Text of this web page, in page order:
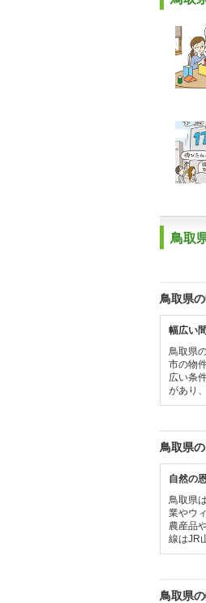
鳥取
鳥取県
幅広い
鳥取県
市の物
広い条
があり
鳥取県
自然の
鳥取県
業やウ
農産品
線はJR
鳥取県